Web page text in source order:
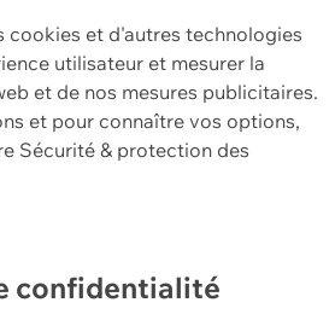
cookies et d'autres technologies
utilisateur et mesurer la
et de nos mesures publicitaires.
et pour connaître vos options,
Sécurité & protection des
confidentialité